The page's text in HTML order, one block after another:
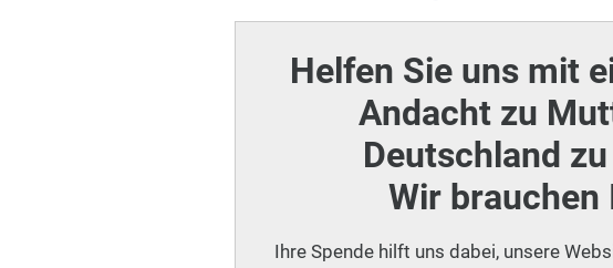
Helfen Sie uns mit
Andacht zu
Deutschland
Wir brauchen
Ihre Spende hilft uns dabei, unsere